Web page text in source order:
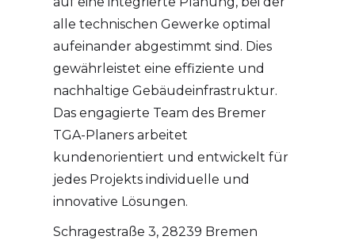
alle technischen Gewerke optimal
aufeinander abgestimmt sind. Dies
gewährleistet eine effiziente und
nachhaltige Gebäudeinfrastruktur.
Das engagierte Team des Bremer
TGA-Planers arbeitet
kundenorientiert und entwickelt für
jedes Projekts individuelle und
innovative Lösungen.
Schragestraße 3, 28239 Bremen